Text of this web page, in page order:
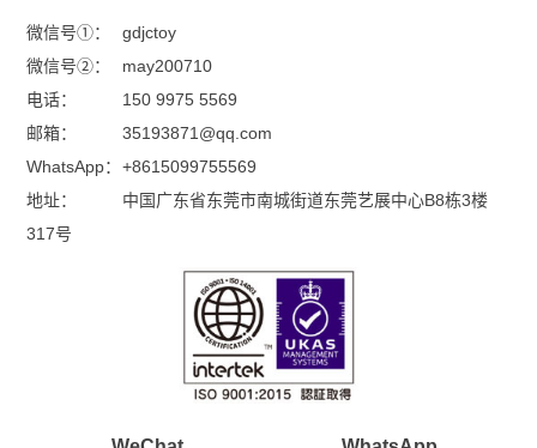
微信号①：
gdjctoy
微信号②：
may200710
电话：
150 9975 5569
邮箱：
35193871@qq.com
WhatsApp： +8615099755569
地址：
中国广东省东莞市南城街道东莞艺展中心B8栋3楼
317号